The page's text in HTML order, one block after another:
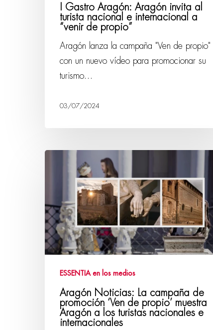
I Gastro Aragón: Aragón invita al
turista nacional e internacional a
“venir de propio”
Aragón lanza la campaña "Ven de propio"
con un nuevo vídeo para promocionar su
turismo…
03/07/2024
ESSENTIA en los medios
Aragón Noticias: La campaña de
promoción ‘Ven de propio’ muestra
Aragón a los turistas nacionales e
internacionales